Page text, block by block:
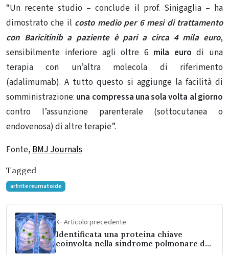
“Un recente studio – conclude il prof. Sinigaglia – ha
dimostrato che il costo medio per 6 mesi di trattamento
con Baricitinib a paziente è pari a circa 4 mila euro,
sensibilmente inferiore agli oltre 6 mila euro di una
terapia con un’altra molecola di riferimento
(adalimumab). A tutto questo si aggiunge la facilità di
somministrazione: una compressa una sola volta al giorno
contro l’assunzione parenterale (sottocutanea o
endovenosa) di altre terapie”.
Fonte, BMJ Journals
Tagged
artrite reumatoide
← Articolo precedente
Identificata una proteina chiave
coinvolta nella sindrome polmonare da